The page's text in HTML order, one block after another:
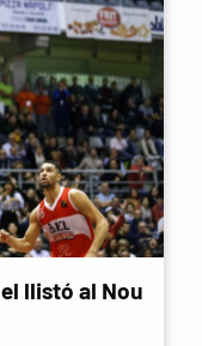
llistó al Nou